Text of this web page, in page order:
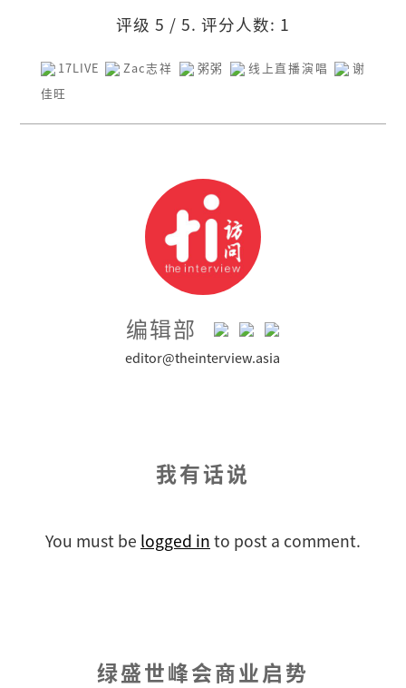
评级 5 / 5. 评分人数: 1
17LIVE Zac志祥 粥粥 线上直播演唱
谢
佳旺
编辑部
editor@theinterview.asia
我有话说
You must be logged in to post a comment.
绿盛世峰会商业启势